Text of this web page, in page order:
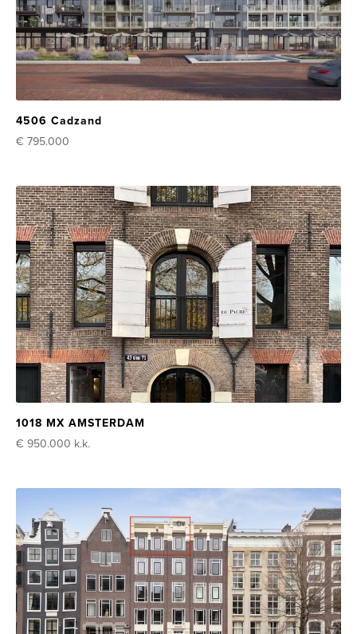
4506 Cadzand
€ 795.000
1018 MX AMSTERDAM
€ 950.000 k.k.